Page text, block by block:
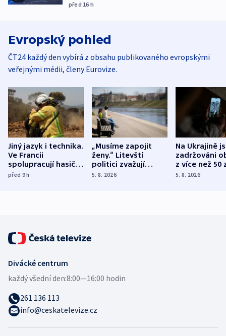
před 16 h
Evropský pohled
ČT24 každý den vybírá z obsahu publikovaného evropskými
veřejnými médii, členy Eurovize.
Jiný jazyk i technika.
Ve Francii
spolupracují hasiči z
různých zemí
před 9h
„Musíme zapojit
ženy.“ Litevští
politici zvažují
dohodu o
5. 8. 2026
Na Ukrajině
zadržováni
z více než 50
Bojovali na
5. 8. 2026
Divácké centrum
každý všední den:8:00—16:00 hodin
261 136 113
info@ceskatelevize.cz